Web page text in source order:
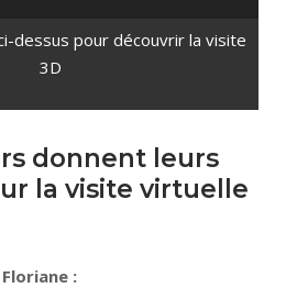
dessus pour découvrir la visite
3D
donnent leurs
la visite virtuelle
Floriane :